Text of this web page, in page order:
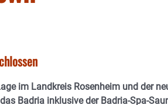
im Landkreis Rosenheim und der
Badria inklusive der Badria-Spa-